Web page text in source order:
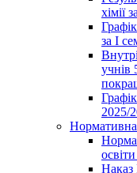
хімії
за І
учнів
2025/
Нормативна